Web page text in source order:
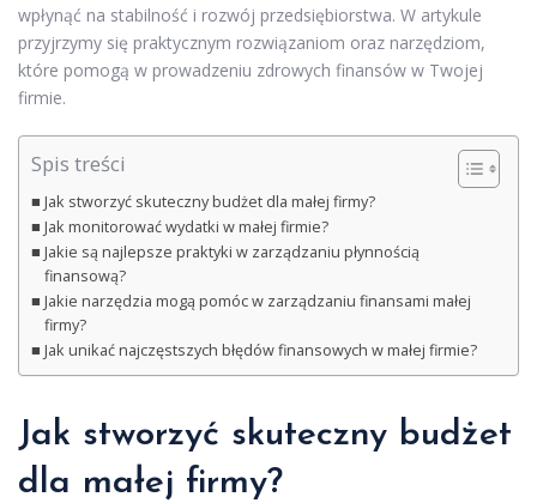
wpłynąć na stabilność i rozwój przedsiębiorstwa. W artykule
przyjrzymy się praktycznym rozwiązaniom oraz narzędziom,
które pomogą w prowadzeniu zdrowych finansów w Twojej
firmie.
Spis treści
Jak stworzyć skuteczny budżet dla małej firmy?
Jak monitorować wydatki w małej firmie?
Jakie są najlepsze praktyki w zarządzaniu płynnością
finansową?
Jakie narzędzia mogą pomóc w zarządzaniu finansami małej
firmy?
Jak unikać najczęstszych błędów finansowych w małej firmie?
Jak stworzyć skuteczny budżet
dla małej firmy?